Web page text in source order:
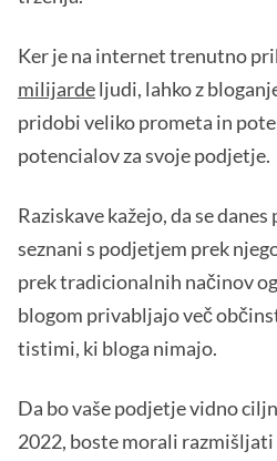
Ker je na internet trenutno
milijardeljudi, lahko z
pridobi veliko prometa in
potencialov za svoje podjetje.
Raziskave kažejo, da se
seznani s podjetjem prek
prek tradicionalnih načinov
blogom privabljajo več
tistimi, ki bloga nimajo.
Da bo vaše podjetje vidno
2022, boste morali